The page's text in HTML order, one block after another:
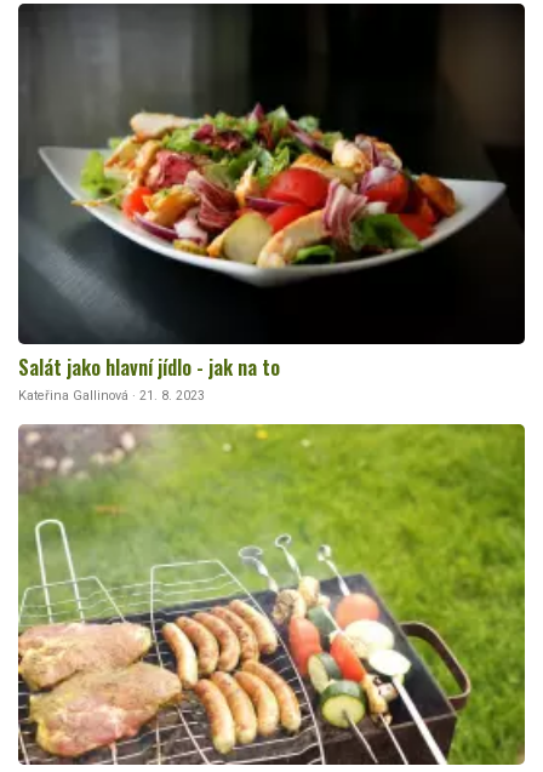
Salát jako hlavní jídlo - jak na to
Kateřina Gallinová · 21. 8. 2023